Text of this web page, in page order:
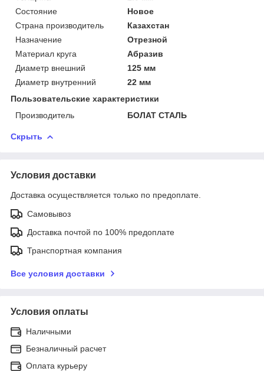
Состояние
Новое
Страна производитель
Казахстан
Назначение
Отрезной
Материал круга
Абразив
Диаметр внешний
125 мм
Диаметр внутренний
22 мм
Пользовательские характеристики
Производитель
БОЛАТ СТАЛЬ
Скрыть
Условия доставки
Доставка осуществляется только по предоплате.
Самовывоз
Доставка почтой по 100% предоплате
Транспортная компания
Все условия доставки
Условия оплаты
Наличными
Безналичный расчет
Оплата курьеру